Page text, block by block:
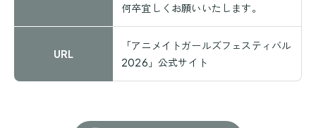
何卒宜しくお願いいたします。
URL
「アニメイトガールズフェスティバル
2026」公式サイト